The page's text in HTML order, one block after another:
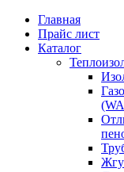
Главная
Прайс лист
Каталог